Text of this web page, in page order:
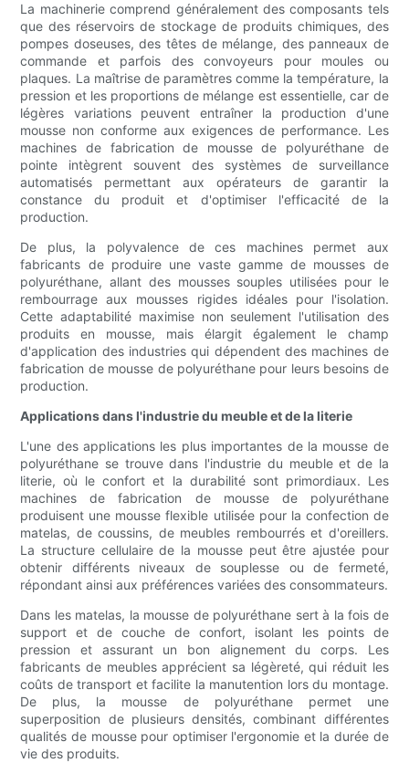
La machinerie comprend généralement des composants tels
que des réservoirs de stockage de produits chimiques, des
pompes doseuses, des têtes de mélange, des panneaux de
commande et parfois des convoyeurs pour moules ou
plaques. La maîtrise de paramètres comme la température, la
pression et les proportions de mélange est essentielle, car de
légères variations peuvent entraîner la production d'une
mousse non conforme aux exigences de performance. Les
machines de fabrication de mousse de polyuréthane de
pointe intègrent souvent des systèmes de surveillance
automatisés permettant aux opérateurs de garantir la
constance du produit et d'optimiser l'efficacité de la
production.
De plus, la polyvalence de ces machines permet aux
fabricants de produire une vaste gamme de mousses de
polyuréthane, allant des mousses souples utilisées pour le
rembourrage aux mousses rigides idéales pour l'isolation.
Cette adaptabilité maximise non seulement l'utilisation des
produits en mousse, mais élargit également le champ
d'application des industries qui dépendent des machines de
fabrication de mousse de polyuréthane pour leurs besoins de
production.
Applications dans l'industrie du meuble et de la literie
L'une des applications les plus importantes de la mousse de
polyuréthane se trouve dans l'industrie du meuble et de la
literie, où le confort et la durabilité sont primordiaux. Les
machines de fabrication de mousse de polyuréthane
produisent une mousse flexible utilisée pour la confection de
matelas, de coussins, de meubles rembourrés et d'oreillers.
La structure cellulaire de la mousse peut être ajustée pour
obtenir différents niveaux de souplesse ou de fermeté,
répondant ainsi aux préférences variées des consommateurs.
Dans les matelas, la mousse de polyuréthane sert à la fois de
support et de couche de confort, isolant les points de
pression et assurant un bon alignement du corps. Les
fabricants de meubles apprécient sa légèreté, qui réduit les
coûts de transport et facilite la manutention lors du montage.
De plus, la mousse de polyuréthane permet une
superposition de plusieurs densités, combinant différentes
qualités de mousse pour optimiser l'ergonomie et la durée de
vie des produits.